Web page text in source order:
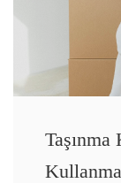
Taşınma